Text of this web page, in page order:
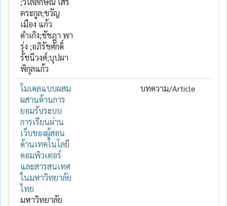
ตระกูล;ขวัญ
เมือง แก้ว
ดำเกิง;ชัชฎา พา
รุ่ง ;อภิรัชศักดิ์
รัชนีวงศ์;บุปผา
พิกุลแก้ว
โมเดลแบบผสม
ผสานด้านการ
ยอมรับระบบ
การเรียนผ่าน
เว็บของผู้สอน
ด้านเทคโนโลยี
คอมพิวเตอร์
และสารสนเทศ
ในมหาวิทยาลัย
ไทย
มหาวิทยาลัย
บทความ/Article